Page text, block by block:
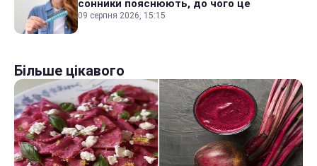
сонники пояснюють, до чого це
09 серпня 2026, 15:15
Більше цікавого